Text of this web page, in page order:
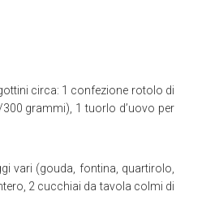
circa: 1 confezione rotolo di
grammi), 1 tuorlo d’uovo per
vari (gouda, fontina, quartirolo,
2 cucchiai da tavola colmi di